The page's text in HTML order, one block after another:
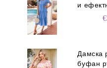
и
Дамска
буфан